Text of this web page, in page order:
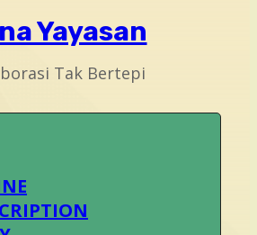
Yayasan
Tak Bertepi